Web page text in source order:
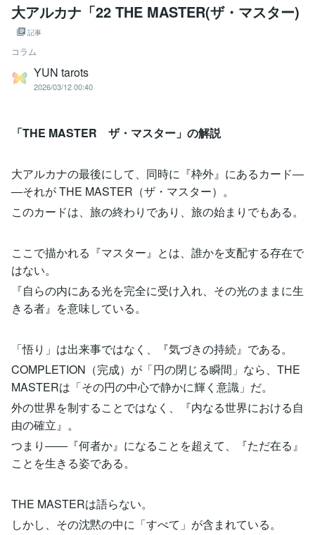
大アルカナ「22 THE MASTER(ザ・マスター)
記事
コラム
YUN tarots
2026/03/12 00:40
「THE MASTER ザ・マスター」の解説
大アルカナの最後にして、同時に『枠外』にあるカード―
―それが THE MASTER（ザ・マスター）。
このカードは、旅の終わりであり、旅の始まりでもある。
ここで描かれる『マスター』とは、誰かを支配する存在で
はない。
『自らの内にある光を完全に受け入れ、その光のままに生
きる者』を意味している。
「悟り」は出来事ではなく、『気づきの持続』である。
COMPLETION（完成）が「円の閉じる瞬間」なら、THE
MASTERは「その円の中心で静かに輝く意識」だ。
外の世界を制することではなく、『内なる世界における自
由の確立』。
つまり――『何者か』になることを超えて、『ただ在る』
ことを生きる姿である。
THE MASTERは語らない。
しかし、その沈黙の中に「すべて」が含まれている。